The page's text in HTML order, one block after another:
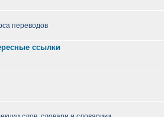
переводов
ссылки